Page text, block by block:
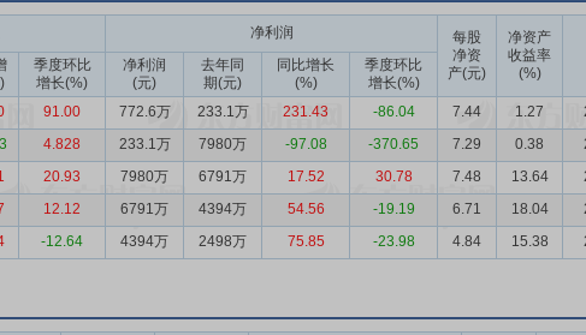
净利润
每股
净资
产(元)
净资产
收益率
(%)
季度环比
增长(%)
净利润
(元)
去年同
期(元)
同比增长
(%)
季度环比
增长(%)
91.00 772.6万 233.1万 231.43 -86.04 7.44 1.27
4.828 233.1万 7980万 -97.08 -370.65 7.29 0.38
20.93 7980万 6791万 17.52 30.78 7.48 13.64
12.12 6791万 4394万 54.56 -19.19 6.71 18.04
-12.64 4394万 2498万 75.85 -23.98 4.84 15.38